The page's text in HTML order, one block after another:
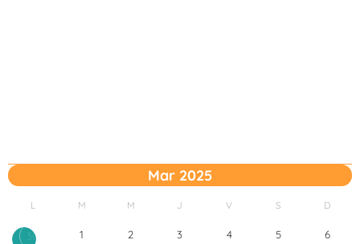
Mar 2025
L M M J V S D
30 1 2 3 4 5 6